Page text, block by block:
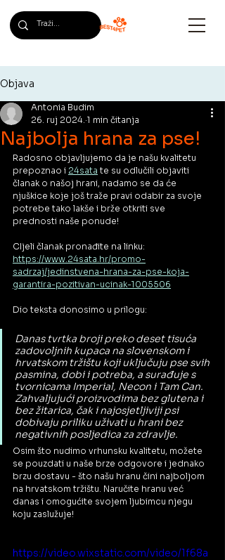
Objava
Najbolja hrana za pse!
Antonia Budim
26. ruj 2024. 1 min čitanja
Radosno objavljujemo da je našu kvalitetu
prepoznao i 24sata te su odlučili objaviti
članak o našoj hrani, nadamo se da će
njuškice koje još traže pravi odabir za svoje
potrebe tako lakše i brže otkriti sve
prednosti naše ponude!
CIjeli članak pronađite na linku:
https://www.24sata.hr/promo-
sadrzaj/jedinstvena-hrana-za-pse-koja-
garantira-pozitivan-ucinak-1005506
Dio teksta donosimo u prilogu:
Danas tvrtka broji preko deset tisuća
zadovoljnih kupaca na slovenskom i
hrvatskom tržištu koji uključuju pse svih
pasmina, dobi i potreba, a surađuje s
tvornicama Imperial, Necon i Tam Can.
Zahvaljujući proizvodima bez glutena i
bez žitarica, čak i najosjetljiviji psi
dobivaju priliku uživati u hrani bez
negativnih posljedica za zdravlje.
Osim što nudimo vrhunsku kvalitetu, možete
se pouzdati u naše brze odgovore i jednako
brzu dostavu - što našu hranu čini najboljom
na hrvatskom tržištu. Naručite hranu već
danas i omogućite svojem ljubimcu njegu
koju zaslužuje!
https://video.wixstatic.com/video/1f68a